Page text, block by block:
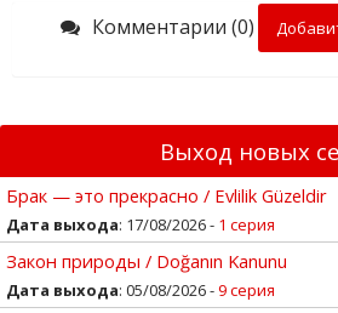
Комментарии (0)
Выход новых
Брак — это прекрасно / Evlilik Güzeldir
Дата выхода: 17/08/2026 - 1 серия
Закон природы / Doğanın Kanunu
Дата выхода: 05/08/2026 -9 серия